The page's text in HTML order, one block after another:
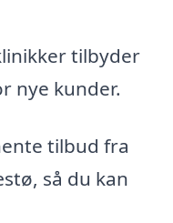
tilbyder
nye kunder.
tilbud fra
så du kan